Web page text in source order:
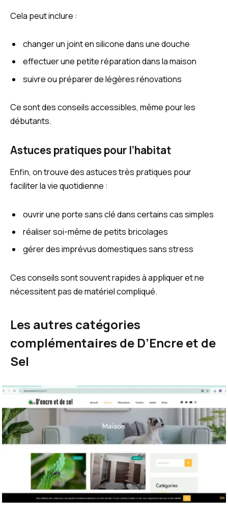
Cela peut inclure :
changer un joint en silicone dans une douche
effectuer une petite réparation dans la maison
suivre ou préparer de légères rénovations
Ce sont des conseils accessibles, même pour les
débutants.
Astuces pratiques pour l’habitat
Enfin, on trouve des astuces très pratiques pour
faciliter la vie quotidienne :
ouvrir une porte sans clé dans certains cas simples
réaliser soi-même de petits bricolages
gérer des imprévus domestiques sans stress
Ces conseils sont souvent rapides à appliquer et ne
nécessitent pas de matériel compliqué.
Les autres catégories
complémentaires de D’Encre et de
Sel